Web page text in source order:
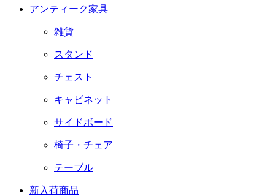
アンティーク家具
雑貨
スタンド
チェスト
キャビネット
サイドボード
椅子・チェア
テーブル
新入荷商品